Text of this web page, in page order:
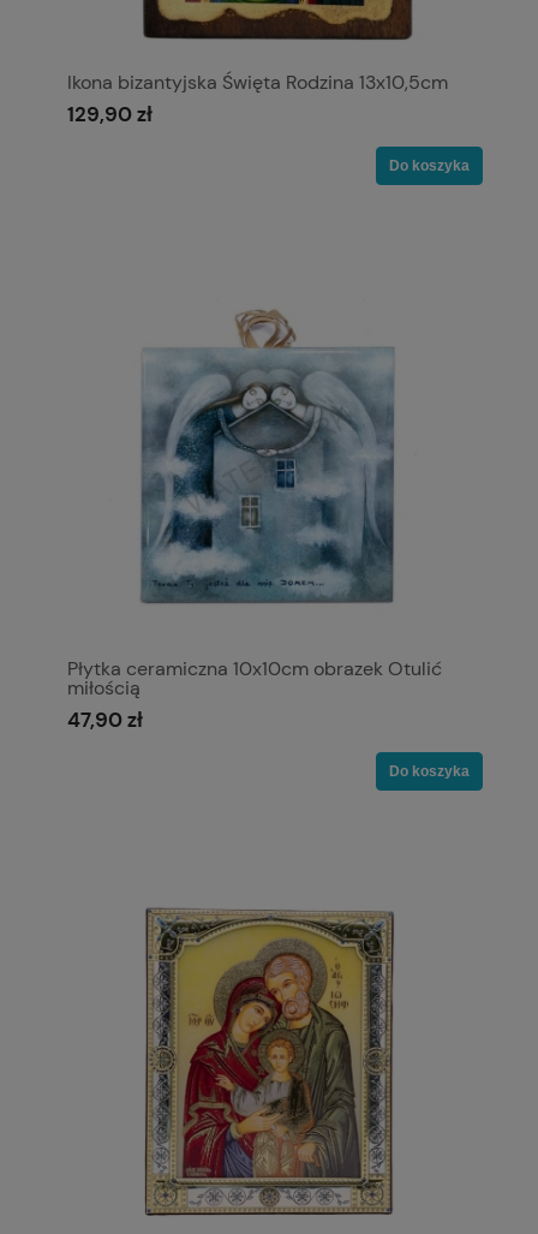
Ikona bizantyjska Święta Rodzina 13x10,5cm
129,90 zł
Do koszyka
Płytka ceramiczna 10x10cm obrazek Otulić
miłością
47,90 zł
Do koszyka